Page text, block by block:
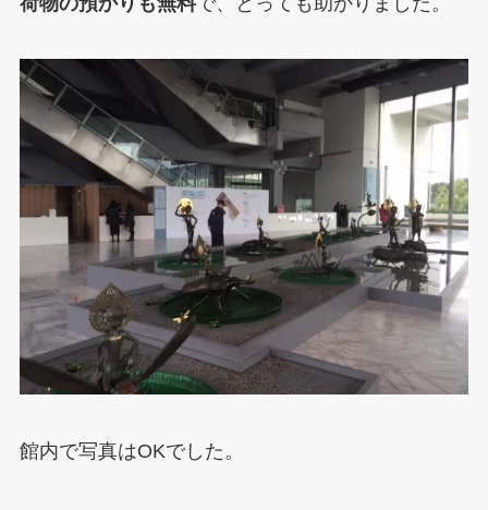
館内で写真はOKでした。